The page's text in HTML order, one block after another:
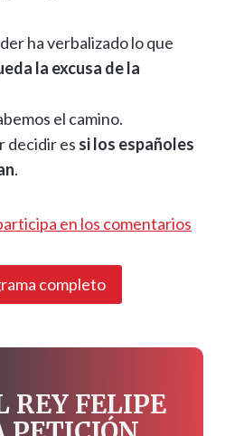
ha verbalizado lo que
la excusa de la
el camino.
decidir es si los españoles
.
en los comentarios
completo
REY FELIPE